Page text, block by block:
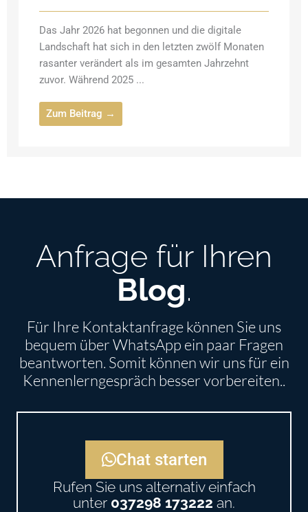
Das Jahr 2026 hat begonnen und die digitale
Landschaft hat sich in den letzten zwölf Monaten
rasanter verändert als im gesamten Jahrzehnt
zuvor. Während 2025 ...
Zum Beitrag →
Anfrage für Ihren
Blog.
Für Ihre Kontaktanfrage können Sie uns
bequem über WhatsApp ein paar Fragen
beantworten. Somit können wir uns für ein
Kennenlerngespräch besser vorbereiten..
Chat starten
Rufen Sie uns alternativ einfach
unter 037298 173222 an.